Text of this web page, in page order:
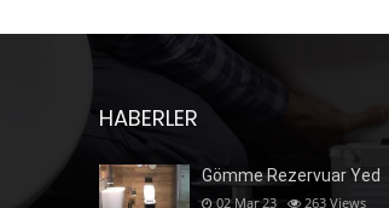
HABERLER
Gömme Rezervuar Yed
02 Mar 23 263 Views